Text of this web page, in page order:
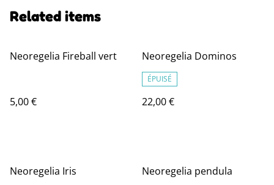
Related items
Neoregelia Fireball vert
5,00 €
Neoregelia Dominos
ÉPUISÉ
22,00 €
Neoregelia Iris Neoregelia pendula